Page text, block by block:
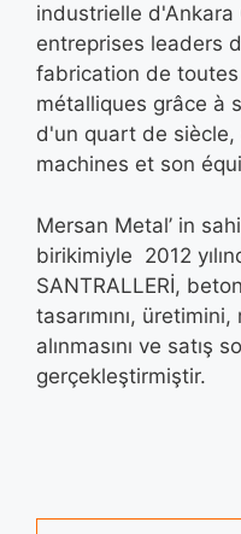
industrielle
entreprises leaders
fabrication de
métalliques grâce à
d'un quart de
machines et son
Mersan Metal’ in
birikimiyle 2012
SANTRALLERİ,
tasarımını,
alınmasını ve satış
gerçekleştirmiştir.